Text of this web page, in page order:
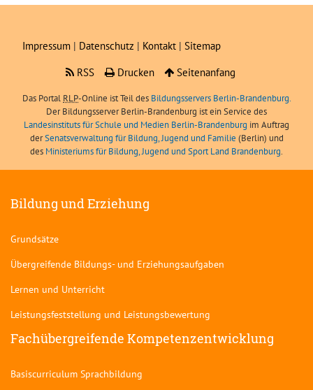
Impressum | Datenschutz | Kontakt | Sitemap
RSS
Drucken Seitenanfang
Das Portal RLP-Online ist Teil des Bildungsservers Berlin-Brandenburg.
Der Bildungsserver Berlin-Brandenburg ist ein Service des
Landesinstituts für Schule und Medien Berlin-Brandenburg im Auftrag
derSenatsverwaltung für Bildung, Jugend und Familie (Berlin) und
des Ministeriums für Bildung, Jugend und Sport Land Brandenburg.
Bildung und Erziehung
Grundsätze
Übergreifende Bildungs- und Erziehungsaufgaben
Lernen und Unterricht
Leistungsfeststellung und Leistungsbewertung
Fachübergreifende Kompetenzentwicklung
Basiscurriculum Sprachbildung